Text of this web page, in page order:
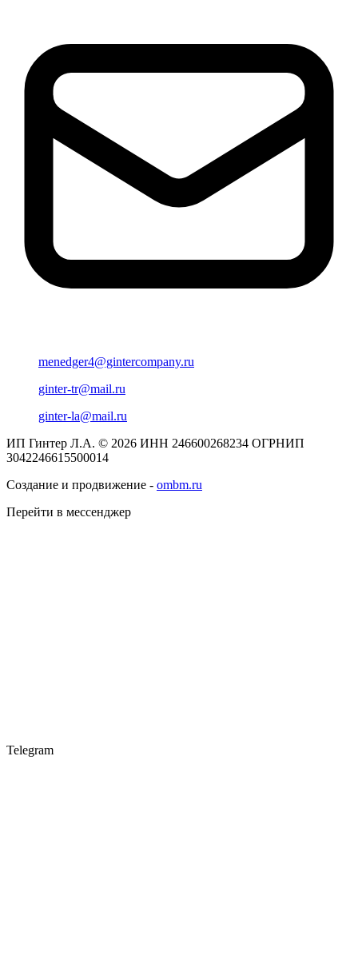
menedger4@gintercompany.ru
ginter-tr@mail.ru
ginter-la@mail.ru
ИП Гинтер Л.А. © 2026 ИНН 246600268234 ОГРНИП
3042246615500014
Создание и продвижение - ombm.ru
Перейти в мессенджер
Telegram